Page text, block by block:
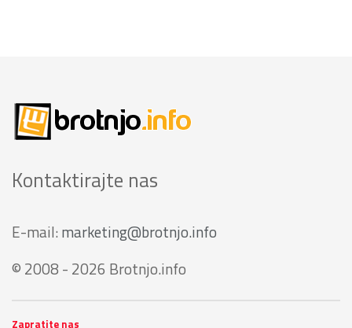
Kontaktirajte nas
E-mail: marketing@brotnjo.info
© 2008 - 2026 Brotnjo.info
Zapratite nas